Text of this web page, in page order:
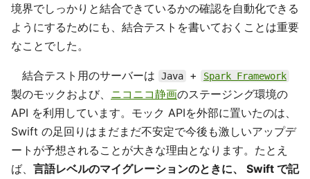
境界でしっかりと結合できているかの確認を自動化できる
ようにするためにも、結合テストを書いておくことは重要
なことでした。
結合テスト用のサーバーは Java + Spark Framework
製のモックおよび、 ニコニコ静画のステージング環境の
API を利用しています。モック APIを外部に置いたのは、
Swift の足回りはまだまだ不安定で今後も激しいアップデ
ートが予想されることが大きな理由となります。たとえ
ば、 言語レベルのマイグレーションのときに、 Swift で記